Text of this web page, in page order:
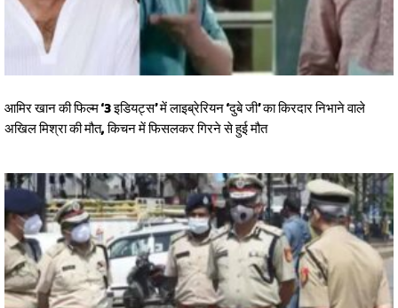
आमिर खान की फिल्म ‘3 इडियट्स’ में लाइब्रेरियन ‘दुबे जी’ का किरदार निभाने वाले
अखिल मिश्रा की मौत, किचन में फिसलकर गिरने से हुई मौत